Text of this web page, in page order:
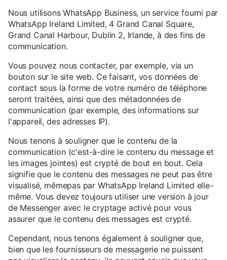
Nous utilisons WhatsApp Business, un service fourni par
WhatsApp Ireland Limited, 4 Grand Canal Square,
Grand Canal Harbour, Dublin 2, Irlande, à des fins de
communication.
Vous pouvez nous contacter, par exemple, via un
bouton sur le site web. Ce faisant, vos données de
contact sous la forme de votre numéro de téléphone
seront traitées, ainsi que des métadonnées de
communication (par exemple, des informations sur
l'appareil, des adresses IP).
Nous tenons à souligner que le contenu de la
communication (c'est-à-dire le contenu du message et
les images jointes) est crypté de bout en bout. Cela
signifie que le contenu des messages ne peut pas être
visualisé, mêmepas par WhatsApp Ireland Limited elle-
même. Vous devez toujours utiliser une version à jour
de Messenger avec le cryptage activé pour vous
assurer que le contenu des messages est crypté.
Cependant, nous tenons également à souligner que,
bien que les fournisseurs de messagerie ne puissent